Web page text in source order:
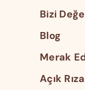
Bizi
Blog
Merak
Açık